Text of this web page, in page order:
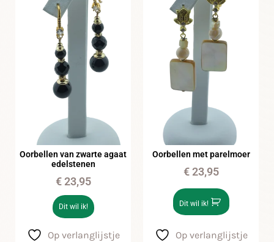
Oorbellen van zwarte agaat
edelstenen
€23,95
Dit wil ik!
Op verlanglijstje
Oorbellen met parelmoer
€23,95
Dit wil ik!
Op verlanglijstje